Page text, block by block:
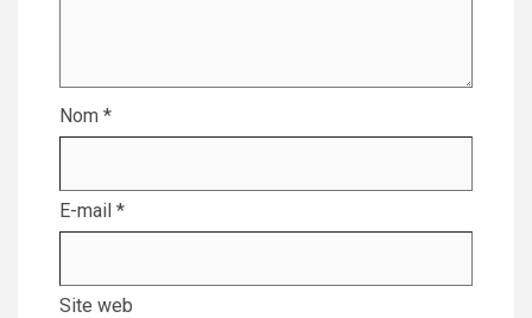
Nom *
E-mail *
Site web